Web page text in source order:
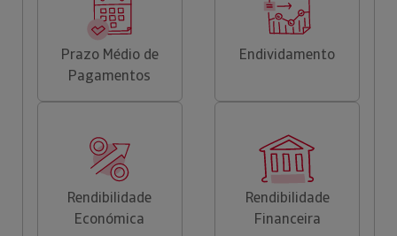
Prazo Médio de
Pagamentos
Endividamento
Rendibilidade
Económica
Rendibilidade
Financeira